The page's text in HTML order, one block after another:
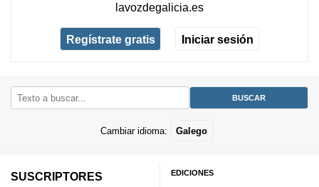
lavozdegalicia.es
Regístrate gratis Iniciar sesión
Cambiar idioma: Galego
SUSCRIPTORES EDICIONES